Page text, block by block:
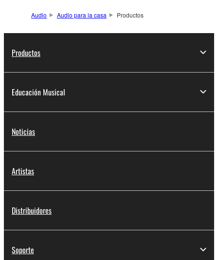
Audio Audio para la casa Productos
Productos
Educación Musical
Noticias
Artistas
Distribuidores
Soporte